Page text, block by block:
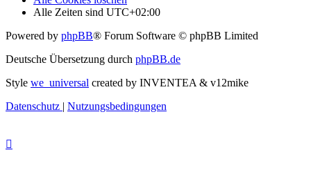
Alle Zeiten sind UTC+02:00
Powered by phpBB® Forum Software © phpBB Limited
Deutsche Übersetzung durch phpBB.de
Style we_universal created by INVENTEA & v12mike
Datenschutz | Nutzungsbedingungen